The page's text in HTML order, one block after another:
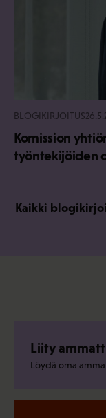
BLOGIKIRJOITUS
Komission
työntekijöiden
Kaikki
Liity
Löydä oma